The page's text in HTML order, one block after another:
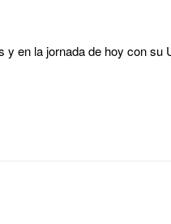
en la jornada de hoy con su